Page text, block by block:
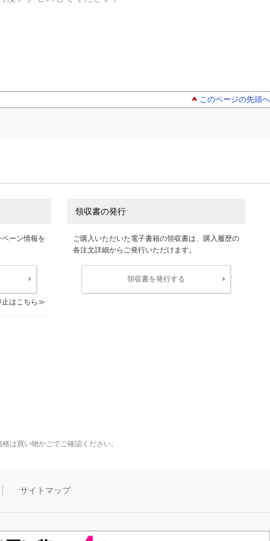
このページの先頭へ
ーン情報を
はこちら
領収書の発行
ご購入いただいた電子書籍の領収書は、購入履歴の
各注文詳細からご発行いただけます。
領収書を発行する
は買い物かごでご確認ください。
サイトマップ